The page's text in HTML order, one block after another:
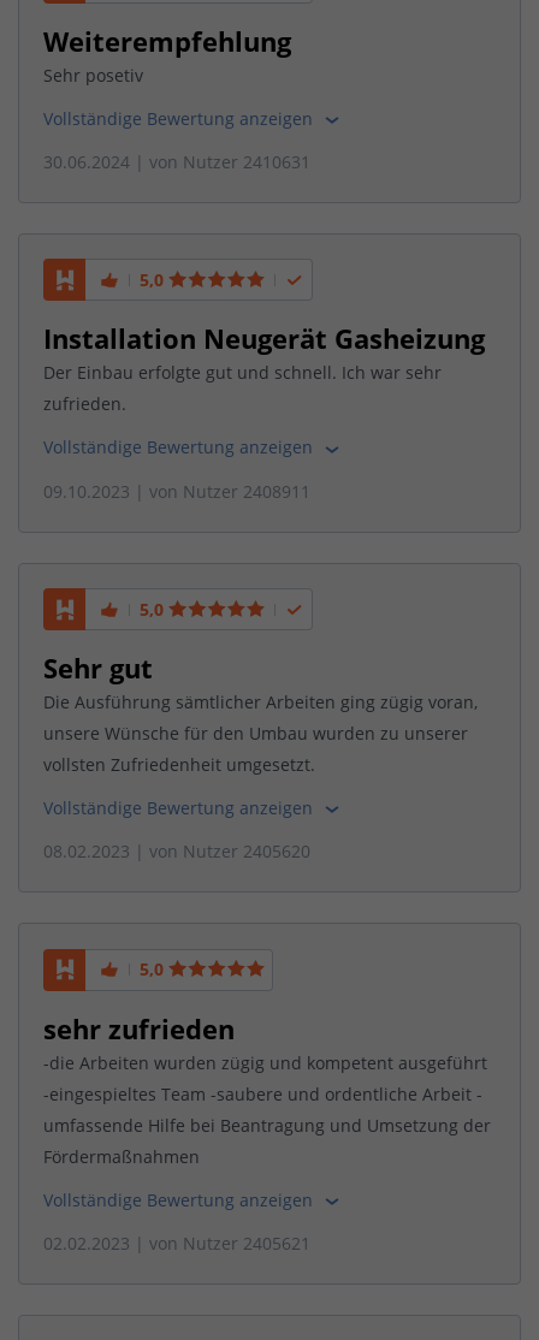
Weiterempfehlung
Sehr posetiv
Vollständige Bewertung anzeigen
30.06.2024 | von Nutzer 2410631
5,0
Installation Neugerät Gasheizung
Der Einbau erfolgte gut und schnell. Ich war sehr
zufrieden.
Vollständige Bewertung anzeigen
09.10.2023 | von Nutzer 2408911
5,0
Sehr gut
Die Ausführung sämtlicher Arbeiten ging zügig voran,
unsere Wünsche für den Umbau wurden zu unserer
vollsten Zufriedenheit umgesetzt.
Vollständige Bewertung anzeigen
08.02.2023 | von Nutzer 2405620
5,0
sehr zufrieden
-die Arbeiten wurden zügig und kompetent ausgeführt
-eingespieltes Team -saubere und ordentliche Arbeit -
umfassende Hilfe bei Beantragung und Umsetzung der
Fördermaßnahmen
Vollständige Bewertung anzeigen
02.02.2023 | von Nutzer 2405621